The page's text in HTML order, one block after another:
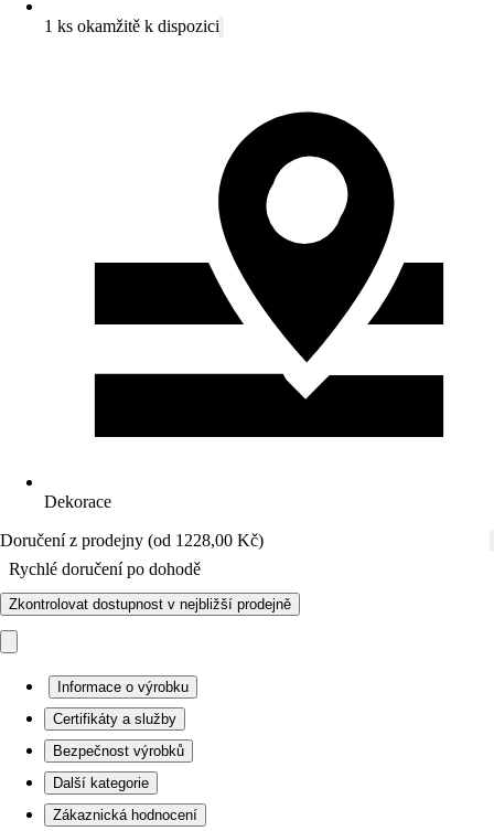
1 ks okamžitě k dispozici
Dekorace
Doručení z prodejny (od 1228,00 Kč)
Rychlé doručení po dohodě
Zkontrolovat dostupnost v nejbližší prodejně
Informace o výrobku
Certifikáty a služby
Bezpečnost výrobků
Další kategorie
Zákaznická hodnocení